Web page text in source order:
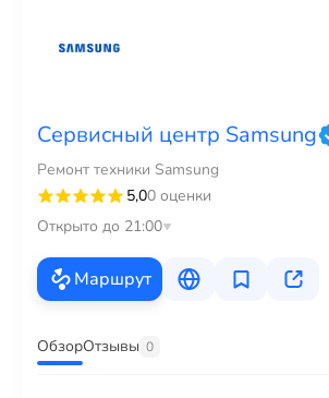
Сервисный центр Samsung
Ремонт техники Samsung
5,00 оценки
Открыто до 21:00
Маршрут
ОбзорОтзывы 0